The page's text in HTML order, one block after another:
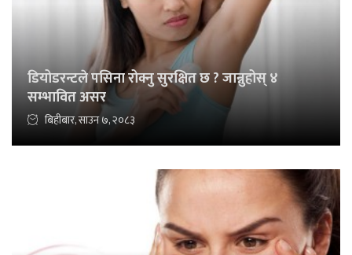
डियोडरन्टले पसिना रोक्नु सुरक्षित छ ? जान्नुहोस् ४
सम्भावित असर
बिहीबार, साउन ७, २०८३